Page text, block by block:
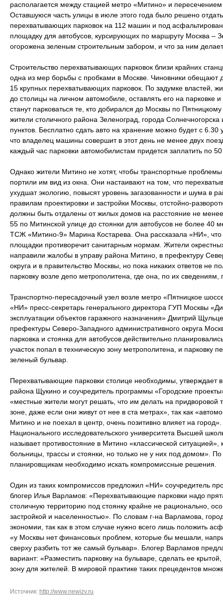
располагается между стацией метро «Митино» и
Оставшуюся часть улицы в июле этого года было решено отдать
перехватывающих парковок на 112 машин и под
площадку для автобусов, курсирующих по маршруту Москва –
огорожена зеленым строительным забором, и что за ним
Строительство перехватывающих парковок близи крайних
одна из мер борьбы с пробками в Москве. Чиновники обещают
15 крупных перехватывающих парковок. По задумке властей,
до столицы на личном автомобиле, оставлять его на парковке
станут парковаться те, кто добирался до Москвы по
жители столичного района Зеленоград, города
пунктов. Бесплатно сдать авто на хранение можно будет с
что владелец машины совершит в этот день не менее двух
каждый час парковки автомобилистам придется заплатить по
Однако жители Митино не хотят, чтобы транспортные
портили им вид из окна. Они настаивают на том, что
ухудшат экологию, повысят уровень загазованности и шума в
правилам проектировки и застройки Москвы, отстойно-
должны быть отдалены от жилых домов на расстояние не
55 по Митинской улице до стоянки для автобусов не более 40
ТСЖ «Митино-9» Марина Костарева. Она рассказала «НИ», что
площадки противоречит санитарным нормам. Жители
направили жалобы в управу района Митино, в префектуру
округа и в правительство Москвы, но пока никаких ответов не
парковку возле депо метрополитена, где она, по их сведениям,
Транспортно-пересадочный узел возле метро «Пятницкое
«НИ» пресс-секретарь генерального директора ГУП Москвы
эксплуатации объектов гаражного назначения» Дмитрий
префектуры Северо-Западного административного округа
парковка и стоянка для автобусов действительно
участок попал в техническую зону метрополитена, и парковку
зеленый бульвар.
Перехватывающие парковки столице необходимы, утверждает
района Щукино и соучредитель программы «Городские
«местные жители могут решать, что им делать на придворовой
зоне, даже если они живут от нее в ста метрах», так как
Митино и не поехал в центр, очень позитивно влияет на
Национального исследовательского университета Высшей
называет противостояние в Митино «классической
больницы, трассы и стоянки, но только не у них под домом». По
планировщикам необходимо искать компромиссные решения.
Один из таких компромиссов предложил «НИ» соучредитель
блогер Илья Варламов: «Перехватывающие парковки надо
столичную территорию под стоянку крайне не рационально,
застройкой и населенностью». По словам г-на Варламова,
экономии, так как в этом случае нужно всего лишь положить
«у Москвы нет финансовых проблем, которые бы мешали,
сверху разбить тот же самый бульвар». Блогер Варламов
вариант: «Разместить парковку на бульваре, сделать ее
зону для жителей. В мировой практике таких прецедентов
Источник: http://www.newizv.ru